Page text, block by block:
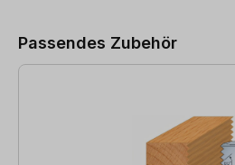
Passendes Zubehör